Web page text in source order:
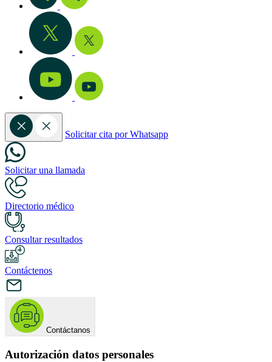
Solicitar cita por Whatsapp
Solicitar una llamada
Directorio médico
Consultar resultados
Contáctenos
Contáctanos
Autorización datos personales